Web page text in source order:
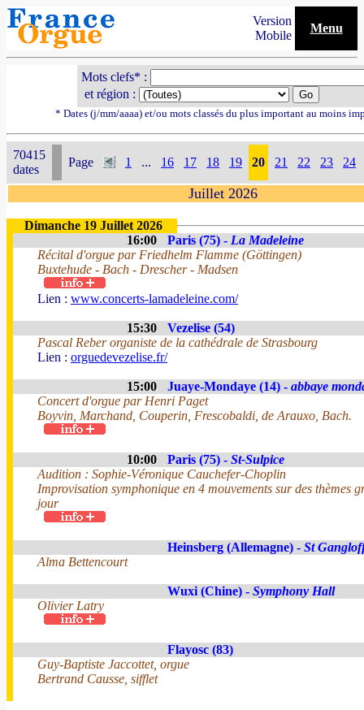
Version
Mobile
Menu
Mots clefs* :
et région :
* Dates (j/mm/aaaa) et/ou mots classés du plus important au moins
70415
dates
Page 1 ... 16 17 18 19 20 21 22 23 24
Juillet 2026
Dimanche 19 Juillet 2026
16:00
Paris (75) - La Madeleine
Récital d'orgue par Friedhelm Flamme (Göttingen)
Buxtehude - Bach - Drescher - Madsen
Lien : www.concerts-lamadeleine.com/
15:30
Vezelise (54)
Pascal Reber organiste de la cathédrale de Strasbourg
Lien : orguedevezelise.fr/
15:00 Juaye-Mondaye (14) - abbaye
Concert d'orgue par Henri Paget
Boyvin, Marchand, Couperin, Frescobaldi, de Arauxo, Bach.
10:00 Paris (75) - St-Sulpice
Audition : Sophie-Véronique Cauchefer-Choplin
Improvisation symphonique en 4 mouvements sur des thèmes
jour
Heinsberg (Allemagne) - St
Alma Bettencourt
Wuxi (Chine) - Symphony Hall
Olivier Latry
Flayosc (83)
Guy-Baptiste Jaccottet, orgue
Bertrand Causse, sifflet